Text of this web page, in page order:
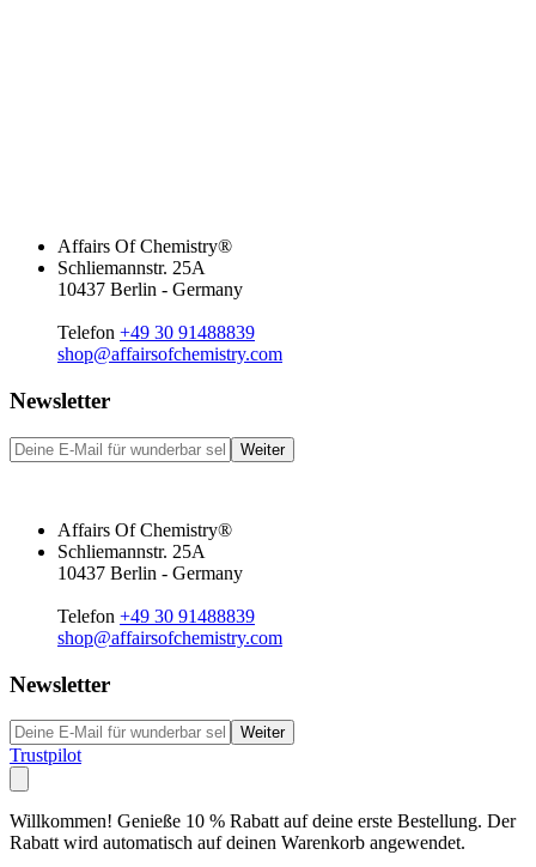
Affairs Of Chemistry®
Schliemannstr. 25A
10437 Berlin - Germany
Telefon +49 30 91488839
shop@affairsofchemistry.com
Newsletter
Weiter
Affairs Of Chemistry®
Schliemannstr. 25A
10437 Berlin - Germany
Telefon +49 30 91488839
shop@affairsofchemistry.com
Newsletter
Weiter
Trustpilot
Willkommen! Genieße 10 % Rabatt auf deine erste Bestellung. Der
Rabatt wird automatisch auf deinen Warenkorb angewendet.